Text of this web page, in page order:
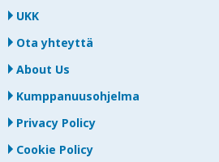
UKK
Ota yhteyttä
About Us
Kumppanuusohjelma
Privacy Policy
Cookie Policy